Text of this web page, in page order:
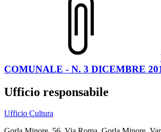
COMUNALE - N. 3 DICEMBRE
Ufficio responsabile
Ufficio Cultura